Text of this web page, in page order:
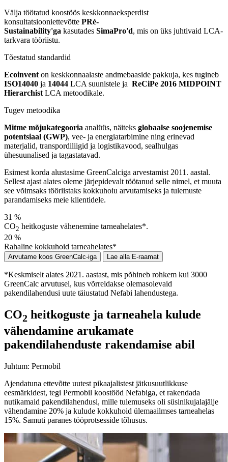
Välja töötatud koostöös keskkonnaeksperdist
konsultatsiooniettevõtte PRé-
Sustainability'ga kasutades SimaPro'd, mis on üks juhtivaid LCA-
tarkvara tööriistu.
Tõestatud standardid
Ecoinvent on keskkonnaalaste andmebaaside pakkuja, kes tugineb
ISO14040 ja 14044 LCA suunistele ja ReCiPe 2016 MIDPOINT
Hierarchist LCA metoodikale.
Tugev metoodika
Mitme mõjukategooria analüüs, näiteks globaalse soojenemise
potentsiaal (GWP), vee- ja energiatarbimine ning erinevad
materjalid, transpordiliigid ja logistikavood, sealhulgas
ühesuunalised ja tagastatavad.
Esimest korda alustasime GreenCalciga arvestamist 2011. aastal.
Sellest ajast alates oleme järjepidevalt töötanud selle nimel, et muuta
see võimsaks tööriistaks kokkuhoiu arvutamiseks ja tulemuste
parandamiseks meie klientidele.
31 %
CO2 heitkoguste vähenemine tarneahelates*.
20 %
Rahaline kokkuhoid tarneahelates*
Arvutame koos GreenCalc-iga Lae alla E-raamat
*Keskmiselt alates 2021. aastast, mis põhineb rohkem kui 3000
GreenCalc arvutusel, kus võrreldakse olemasolevaid
pakendilahendusi uute täiustatud Nefabi lahendustega.
CO2 heitkoguste ja tarneahela kulude
vähendamine arukamate
pakendilahenduste rakendamise abil
Juhtum: Permobil
Ajendatuna ettevõtte uutest pikaajalistest jätkusuutlikkuse
eesmärkidest, tegi Permobil koostööd Nefabiga, et rakendada
nutikamaid pakendilahendusi, mille tulemuseks oli süsinikujalajälje
vähendamine 20% ja kulude kokkuhoid ülemaailmses tarneahelas
15%. Samuti paranes tööprotsesside tõhusus.